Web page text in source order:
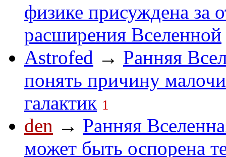
физике присуждена за
расширения Вселенной
Astrofed → Ранняя
понять причину
галактик 1
den → Ранняя
может быть оспорена